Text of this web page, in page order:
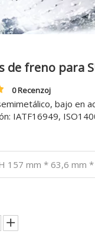
de freno para
0 Recenzoj
bajo en
IATF16949,
157 mm * 63,6 mm